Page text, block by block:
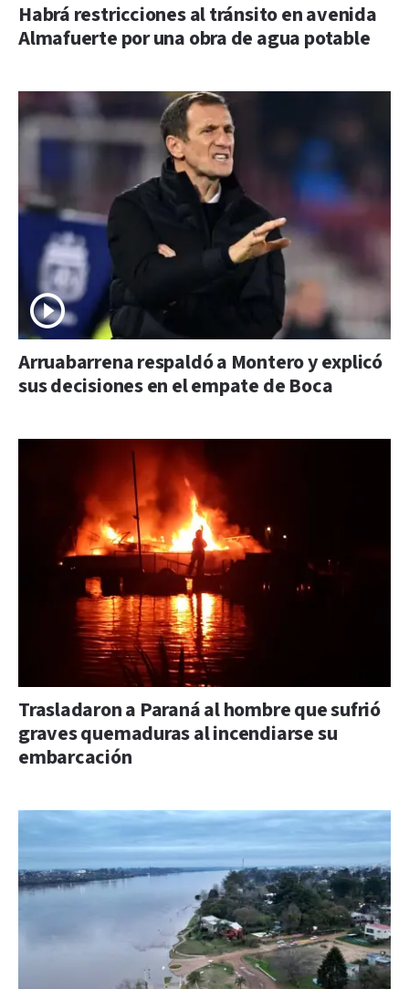
Habrá restricciones al tránsito en avenida
Almafuerte por una obra de agua potable
Arruabarrena respaldó a Montero y explicó
sus decisiones en el empate de Boca
Trasladaron a Paraná al hombre que sufrió
graves quemaduras al incendiarse su
embarcación